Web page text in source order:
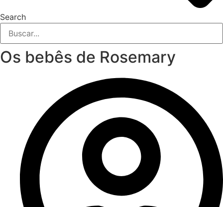
Search
Os bebês de Rosemary